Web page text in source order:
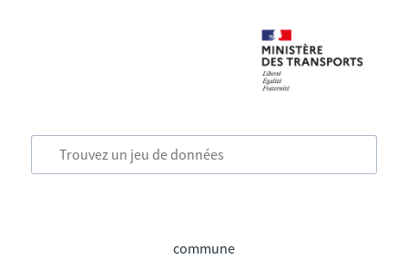
commune